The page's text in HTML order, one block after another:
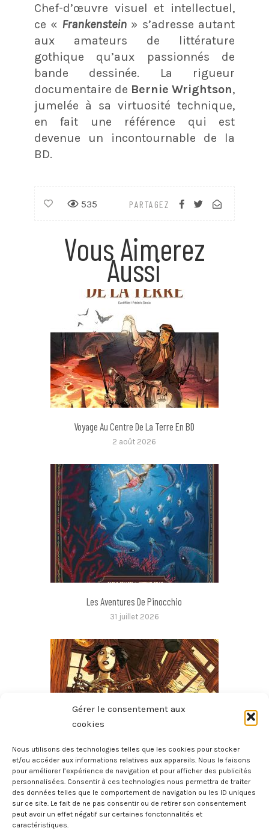
Gérer le consentement aux
cookies
Nous utilisons des technologies telles que les cookies pour stocker
et/ou accéder aux informations relatives aux appareils. Nous le faisons
pour améliorer l’expérience de navigation et pour afficher des publicités
personnalisées. Consentir à ces technologies nous permettra de traiter
des données telles que le comportement de navigation ou les ID uniques
sur ce site. Le fait de ne pas consentir ou de retirer son consentement
peut avoir un effet négatif sur certaines fonctonnalités et
caractéristiques.
Chef-d’œuvre visuel et intellectuel,
ce « Frankenstein » s’adresse autant
aux amateurs de littérature
gothique qu’aux passionnés de
bande dessinée. La rigueur
documentaire de Bernie Wrightson,
jumelée à sa virtuosité technique,
en fait une référence qui est
devenue un incontournable de la
BD.
PARTAGEZ
535
Vous Aimerez
Aussi
Voyage Au Centre De La Terre En BD
2 août 2026
Les Aventures De Pinocchio
31 juillet 2026
Les Contes D’Hoffmann – Le Violon De Crémone
28 juillet 2026